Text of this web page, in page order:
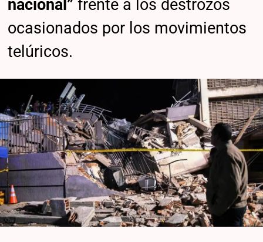
nacional” frente a los destrozos
ocasionados por los movimientos
telúricos.